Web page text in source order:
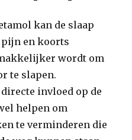
kan de slaap
pijn en koorts
wordt om
te slapen.
invloed op de
helpen om
te verminderen die